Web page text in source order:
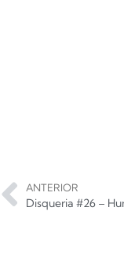
ANTERIOR